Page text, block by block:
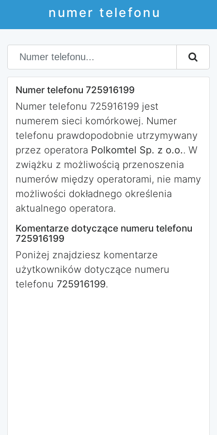
numer telefonu
Numer telefonu 725916199
Numer telefonu 725916199 jest
numerem sieci komórkowej. Numer
telefonu prawdopodobnie utrzymywany
przez operatora Polkomtel Sp. z o.o.. W
zwiążku z możliwością przenoszenia
numerów między operatorami, nie mamy
możliwości dokładnego określenia
aktualnego operatora.
Komentarze dotyczące numeru telefonu
725916199
Poniżej znajdziesz komentarze
użytkowników dotyczące numeru
telefonu 725916199.